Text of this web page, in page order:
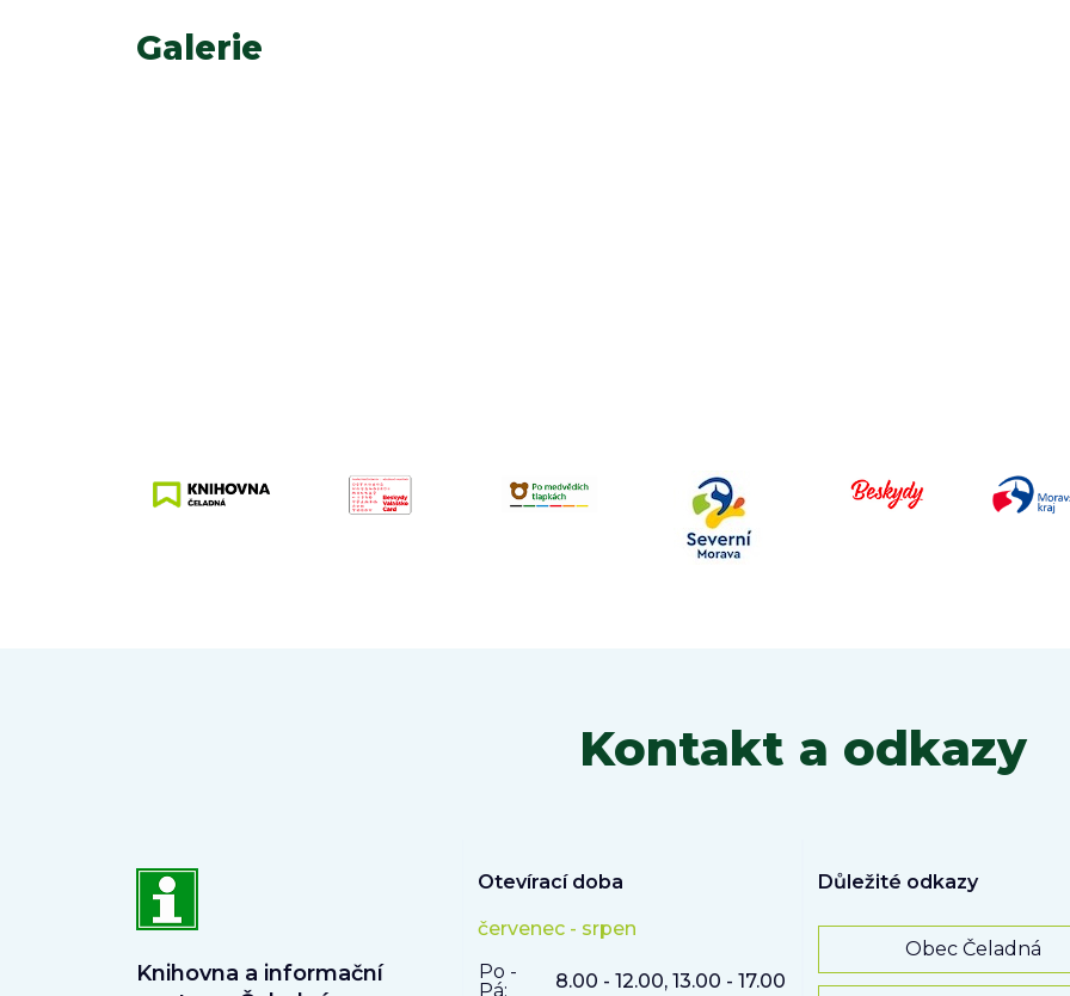
Galerie
Kontakt a odkazy
Knihovna a informační
Otevírací doba
červenec - srpen
Po -
Pá:
8.00 - 12.00, 13.00 - 17.00
Důležité odkazy
Obec Čeladná